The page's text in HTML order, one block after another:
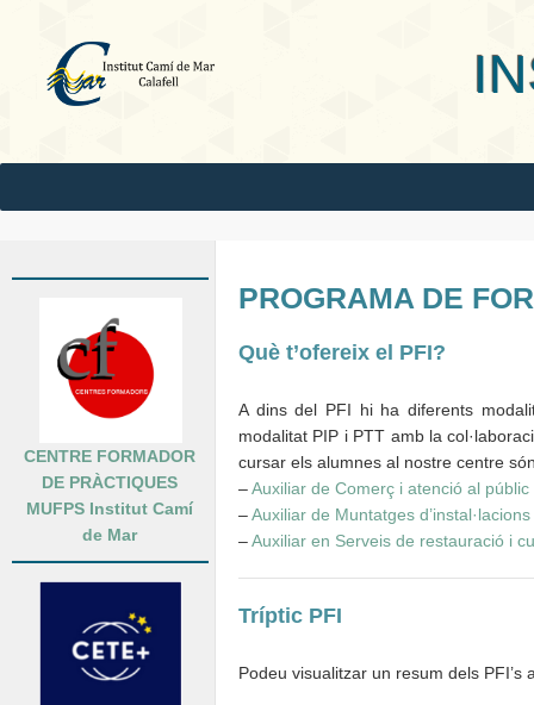
INS
CENTRE FORMADOR
DE PRÀCTIQUES
MUFPS Institut Camí
de Mar
PROGRAMA DE
Què t’ofereix el PFI?
A dins del PFI hi ha diferents
modalitat PIP i PTT amb la
cursar els alumnes al nostre centre
–Auxiliar de Comerç i atenció al públic
–Auxiliar de Muntatges
–Auxiliar en Serveis de restauració i
Tríptic PFI
Podeu visualitzar un resum dels PFI’s